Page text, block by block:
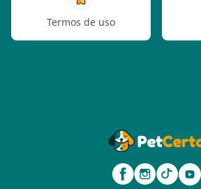
Termos de uso